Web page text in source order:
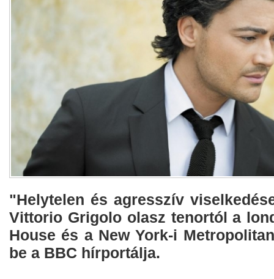
"Helytelen és agresszív
Vittorio Grigolo olasz tenortól a
House és a New York-i
be a BBC hírportálja.